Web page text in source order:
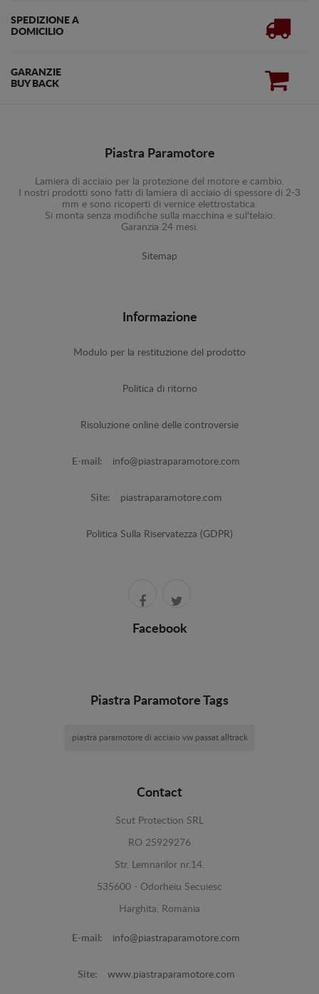
SPEDIZIONE A
DOMICILIO
GARANZIE
BUY BACK
Piastra Paramotore
Lamiera di acciaio per la protezione del motore e cambio.
I nostri prodotti sono fatti di lamiera di acciaio di spessore di 2-3
mm e sono ricoperti di vernice elettrostatica.
Si monta senza modifiche sulla macchina e sul'telaio.
Garanzia 24 mesi.
Sitemap
Informazione
Modulo per la restituzione del prodotto
Politica di ritorno
Risoluzione online delle controversie
E-mail: info@piastraparamotore.com
Site: piastraparamotore.com
Politica Sulla Riservatezza (GDPR)
Facebook
Piastra Paramotore Tags
piastra paramotore di acciaio vw passat alltrack
Contact
Scut Protection SRL
RO 25929276
Str. Lemnarilor nr.14.
535600 - Odorheiu Secuiesc
Harghita, Romania
E-mail: info@piastraparamotore.com
Site: www.piastraparamotore.com